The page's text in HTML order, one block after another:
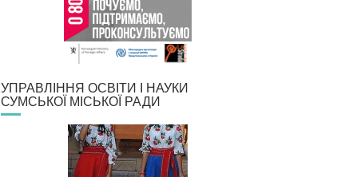
УПРАВЛІННЯ ОСВІТИ І НАУКИ
СУМСЬКОЇ МІСЬКОЇ РАДИ